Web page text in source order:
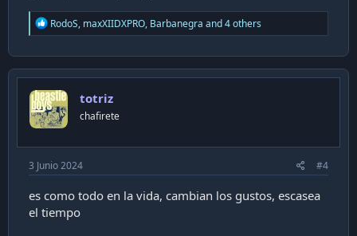
R
e
c
t
o
n
s
RodoS, maxXIIDXPRO, Barbanegra and 4 others
totriz
chafirete
3 Junio 2024 #4
es como todo en la vida, cambian los gustos, escasea
el tiempo